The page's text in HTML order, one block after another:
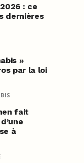
: ce
dernières
»
par la loi
fait
à